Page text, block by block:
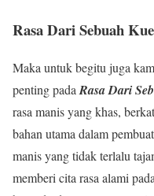
Rasa Dari Sebuah
Maka untuk begitu juga
penting padaRasa Dari
rasa manis yang khas,
bahan utama dalam
manis yang tidak terlalu
memberi cita rasa alami